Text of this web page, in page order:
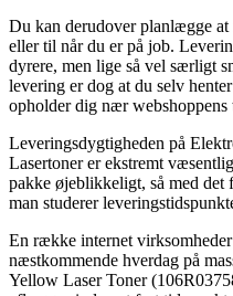
Du kan derudover planlægge
eller til når du er på job.
dyrere, men lige så vel særligt
levering er dog at du selv
opholder dig nær webshoppens
Leveringsdygtigheden på
Lasertoner er ekstremt
pakke øjeblikkeligt, så med
man studerer
En række internet
næstkommende hverdag på
Yellow Laser Toner